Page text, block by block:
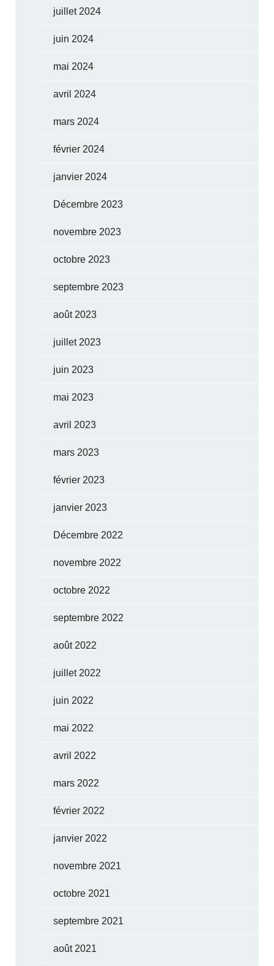
juillet 2024
juin 2024
mai 2024
avril 2024
mars 2024
février 2024
janvier 2024
Décembre 2023
novembre 2023
octobre 2023
septembre 2023
août 2023
juillet 2023
juin 2023
mai 2023
avril 2023
mars 2023
février 2023
janvier 2023
Décembre 2022
novembre 2022
octobre 2022
septembre 2022
août 2022
juillet 2022
juin 2022
mai 2022
avril 2022
mars 2022
février 2022
janvier 2022
novembre 2021
octobre 2021
septembre 2021
août 2021